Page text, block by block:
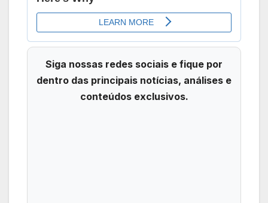
Siga nossas redes sociais e fique por
dentro das principais notícias, análises e
conteúdos exclusivos.